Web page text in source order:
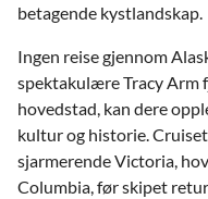
betagende kystlandskap.
Ingen reise gjennom
spektakulære Tracy Arm
hovedstad, kan dere
kultur og historie.
sjarmerende Victoria,
Columbia, før skipet